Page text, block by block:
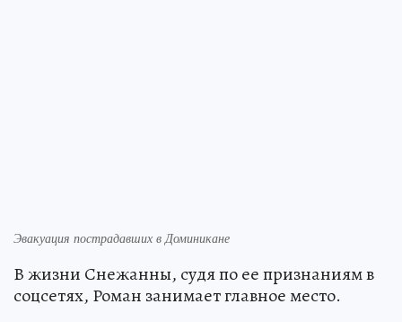
Эвакуация пострадавших в Доминикане
В жизни Снежанны, судя по ее признаниям в
соцсетях, Роман занимает главное место.